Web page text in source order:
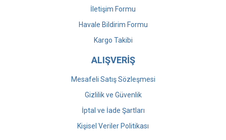
İletişim Formu
Havale Bildirim Formu
Kargo Takibi
ALIŞVERİŞ
Mesafeli Satış Sözleşmesi
Gizlilik ve Güvenlik
İptal ve İade Şartları
Kişisel Veriler Politikası